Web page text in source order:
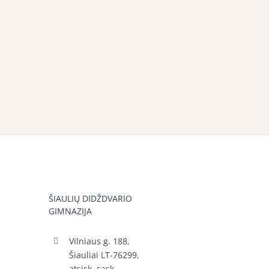
ŠIAULIŲ DIDŽDVARIO
GIMNAZIJA
Vilniaus g. 188,
Šiauliai LT-76299,